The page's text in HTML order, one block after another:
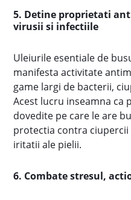
5. Detine proprietati
virusii si infectiile
Uleiurile esentiale de
manifesta activitate
game largi de bacterii,
Acest lucru inseamna ca
dovedite pe care le are
protectia contra ciupercii
iritatii ale pielii.
6. Combate stresul,